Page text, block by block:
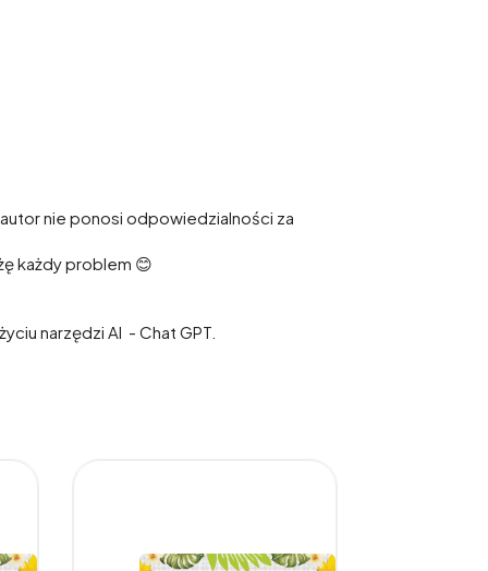
nie ponosi odpowiedzialności za
każdy problem 😊
narzędzi AI - Chat GPT.